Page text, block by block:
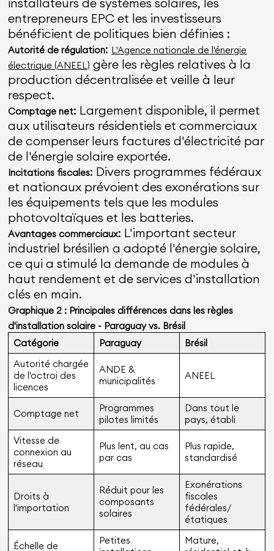
entrepreneurs EPC et les investisseurs
bénéficient de politiques bien définies :
Autorité de régulation: L'Agence nationale de l'énergie
électrique (ANEEL) gère les règles relatives à la
production décentralisée et veille à leur
respect.
Comptage net: Largement disponible, il permet
aux utilisateurs résidentiels et commerciaux
de compenser leurs factures d'électricité par
de l'énergie solaire exportée.
Incitations fiscales: Divers programmes fédéraux
et nationaux prévoient des exonérations sur
les équipements tels que les modules
photovoltaïques et les batteries.
Avantages commerciaux: L'important secteur
industriel brésilien a adopté l'énergie solaire,
ce qui a stimulé la demande de modules à
haut rendement et de services d'installation
clés en main.
Graphique 2 : Principales différences dans les règles
d'installation solaire - Paraguay vs. Brésil
Catégorie
Paraguay
Brésil
Autorité chargée
de l'octroi des
licences
ANDE &
municipalités
ANEEL
Comptage net
Programmes
pilotes limités
Dans tout le
pays, établi
Vitesse de
connexion au
réseau
Plus lent, au cas
par cas
Plus rapide,
standardisé
Droits à
l'importation
Réduit pour les
composants
solaires
Exonérations
fiscales
fédérales/
étatiques
Échelle de
Petites
Mature,